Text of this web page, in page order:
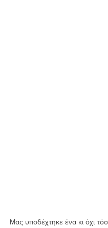
Μας υποδέχτηκε ένα κι όχι